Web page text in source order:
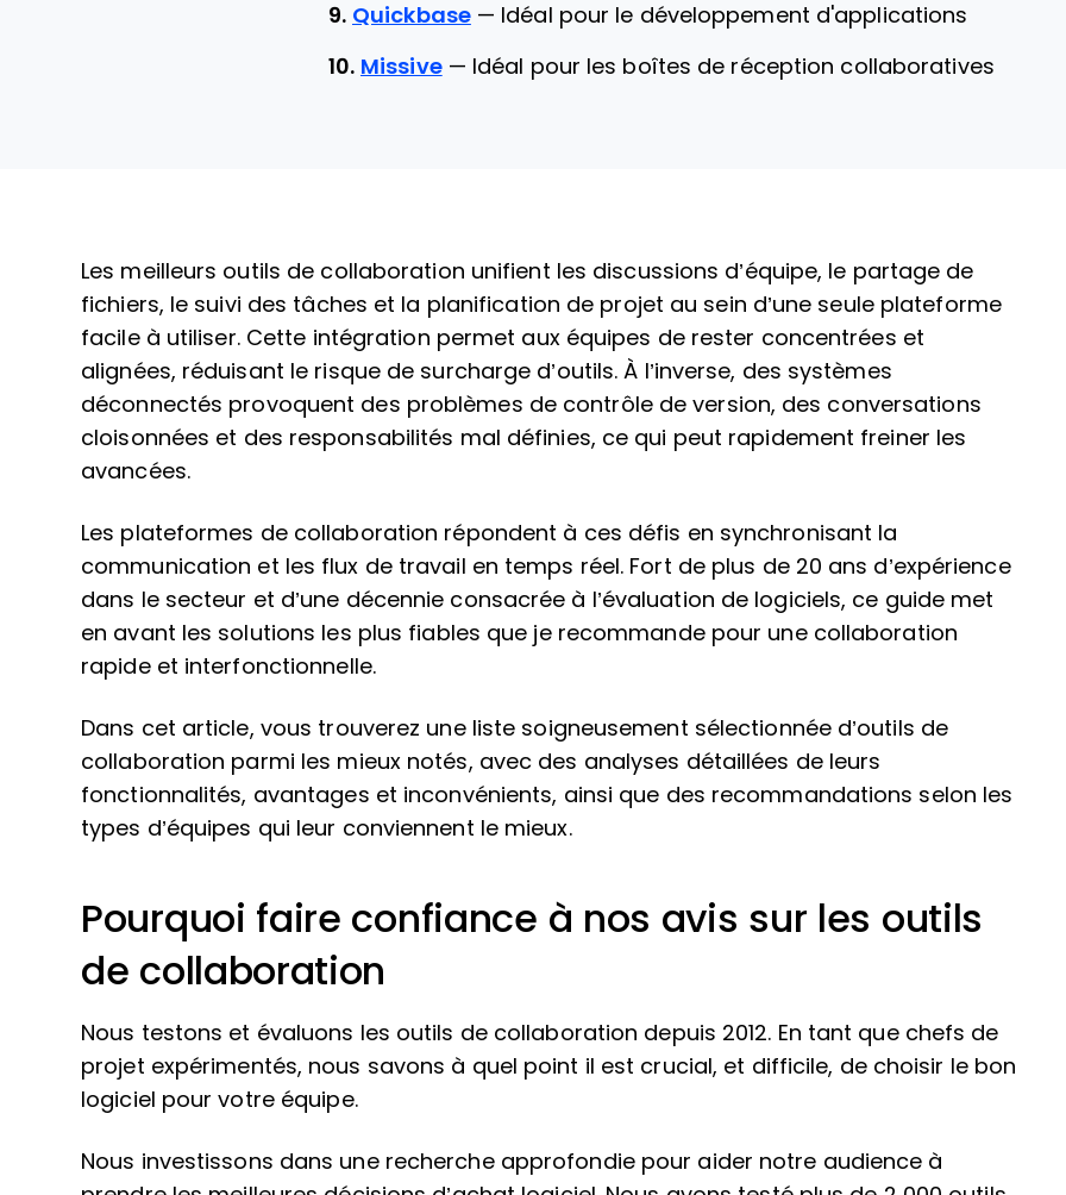
9. Quickbase — Idéal pour le développement d'applications
10. Missive — Idéal pour les boîtes de réception collaboratives
Les meilleurs outils de collaboration unifient les discussions d’équipe, le partage de
fichiers, le suivi des tâches et la planification de projet au sein d’une seule plateforme
facile à utiliser. Cette intégration permet aux équipes de rester concentrées et
alignées, réduisant le risque de surcharge d’outils. À l’inverse, des systèmes
déconnectés provoquent des problèmes de contrôle de version, des conversations
cloisonnées et des responsabilités mal définies, ce qui peut rapidement freiner les
avancées.
Les plateformes de collaboration répondent à ces défis en synchronisant la
communication et les flux de travail en temps réel. Fort de plus de 20 ans d’expérience
dans le secteur et d’une décennie consacrée à l’évaluation de logiciels, ce guide met
en avant les solutions les plus fiables que je recommande pour une collaboration
rapide et interfonctionnelle.
Dans cet article, vous trouverez une liste soigneusement sélectionnée d’outils de
collaboration parmi les mieux notés, avec des analyses détaillées de leurs
fonctionnalités, avantages et inconvénients, ainsi que des recommandations selon les
types d’équipes qui leur conviennent le mieux.
Pourquoi faire confiance à nos avis sur les outils
de collaboration
Nous testons et évaluons les outils de collaboration depuis 2012. En tant que chefs de
projet expérimentés, nous savons à quel point il est crucial, et difficile, de choisir le bon
logiciel pour votre équipe.
Nous investissons dans une recherche approfondie pour aider notre audience à